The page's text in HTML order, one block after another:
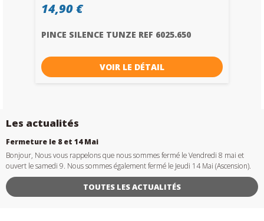
14,90 €
PINCE SILENCE TUNZE REF 6025.650
VOIR LE DÉTAIL
Les actualités
Fermeture le 8 et 14 Mai
Bonjour, Nous vous rappelons que nous sommes fermé le Vendredi 8 mai et
ouvert le samedi 9. Nous sommes également fermé le Jeudi 14 Mai (Ascension).
TOUTES LES ACTUALITÉS